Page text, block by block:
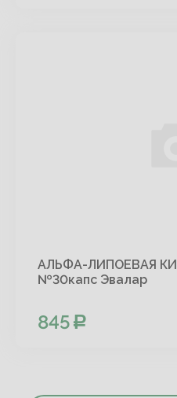
АЛЬФА-ЛИПОЕВАЯ
№30капс Эвалар
845